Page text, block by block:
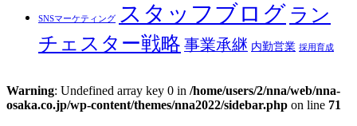
SNSマーケティング スタッフブログ ラン
チェスター戦略 事業承継 内勤営業 採用育成
Warning: Undefined array key 0 in /home/users/2/nna/web/nna-
osaka.co.jp/wp-content/themes/nna2022/sidebar.php on line 71